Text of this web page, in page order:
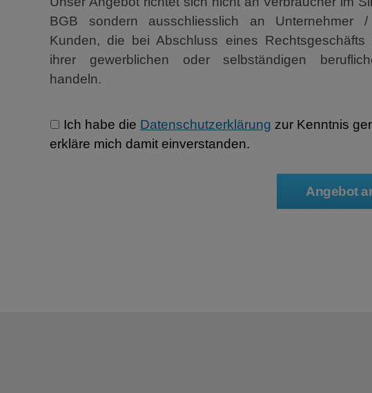
BGB sondern ausschliesslich an Unternehmer /
Kunden, die bei Abschluss eines Rechtsgeschäfts
ihrer gewerblichen oder selbständigen
handeln.
Ich habe die Datenschutzerklärung zur Kenntnis
erkläre mich damit einverstanden.